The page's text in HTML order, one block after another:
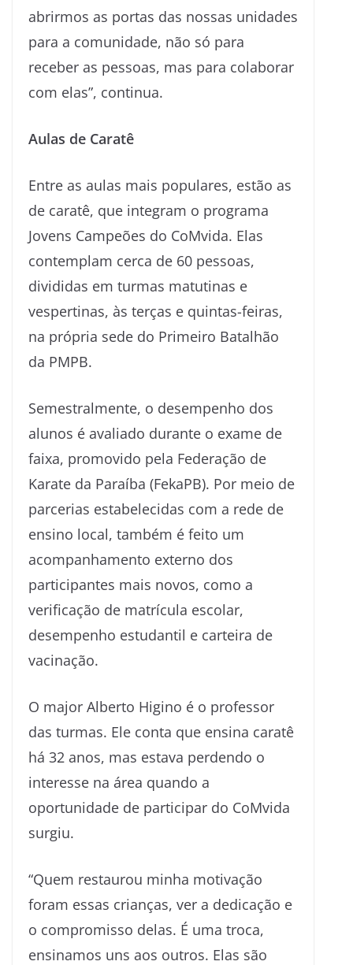
abrirmos as portas das nossas unidades
para a comunidade, não só para
receber as pessoas, mas para colaborar
com elas”, continua.
Aulas de Caratê
Entre as aulas mais populares, estão as
de caratê, que integram o programa
Jovens Campeões do CoMvida. Elas
contemplam cerca de 60 pessoas,
divididas em turmas matutinas e
vespertinas, às terças e quintas-feiras,
na própria sede do Primeiro Batalhão
da PMPB.
Semestralmente, o desempenho dos
alunos é avaliado durante o exame de
faixa, promovido pela Federação de
Karate da Paraíba (FekaPB). Por meio de
parcerias estabelecidas com a rede de
ensino local, também é feito um
acompanhamento externo dos
participantes mais novos, como a
verificação de matrícula escolar,
desempenho estudantil e carteira de
vacinação.
O major Alberto Higino é o professor
das turmas. Ele conta que ensina caratê
há 32 anos, mas estava perdendo o
interesse na área quando a
oportunidade de participar do CoMvida
surgiu.
“Quem restaurou minha motivação
foram essas crianças, ver a dedicação e
o compromisso delas. É uma troca,
ensinamos uns aos outros. Elas são